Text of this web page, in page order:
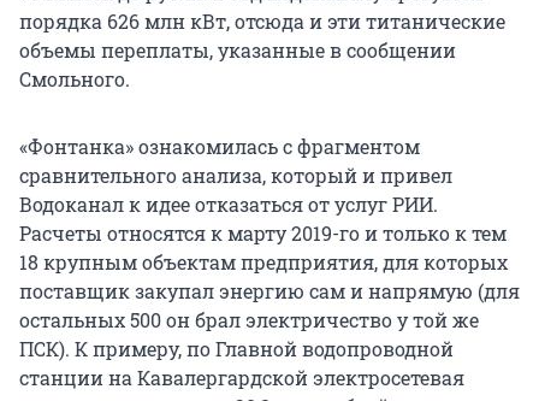
порядка 626 млн кВт, отсюда и эти титанические
объемы переплаты, указанные в сообщении
Смольного.
«Фонтанка» ознакомилась с фрагментом
сравнительного анализа, который и привел
Водоканал к идее отказаться от услуг РИИ.
Расчеты относятся к марту 2019-го и только к тем
18 крупным объектам предприятия, для которых
поставщик закупал энергию сам и напрямую (для
остальных 500 он брал электричество у той же
ПСК). К примеру, по Главной водопроводной
станции на Кавалергардской электросетевая